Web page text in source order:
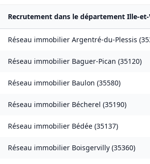
Recrutement dans le département Ille-
Réseau immobilier Argentré-du-Plessis (
Réseau immobilier Baguer-Pican (35120)
Réseau immobilier Baulon (35580)
Réseau immobilier Bécherel (35190)
Réseau immobilier Bédée (35137)
Réseau immobilier Boisgervilly (35360)